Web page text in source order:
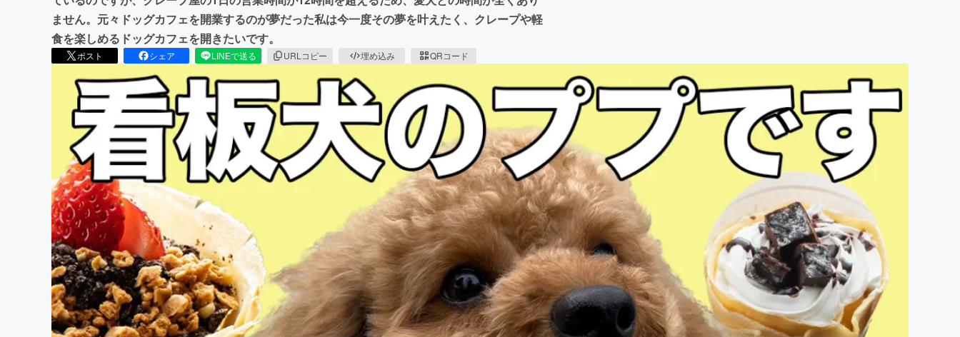
ません。元々ドッグカフェを開業するのが夢だった私は今一度その夢を叶えたく、クレープや軽
食を楽しめるドッグカフェを開きたいです。
ポスト シェア LINEで送る URLコピー 埋め込み QRコード